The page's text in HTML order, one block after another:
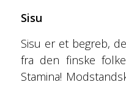
Sisu
Sisu er et begreb,
fra den finske
Stamina!